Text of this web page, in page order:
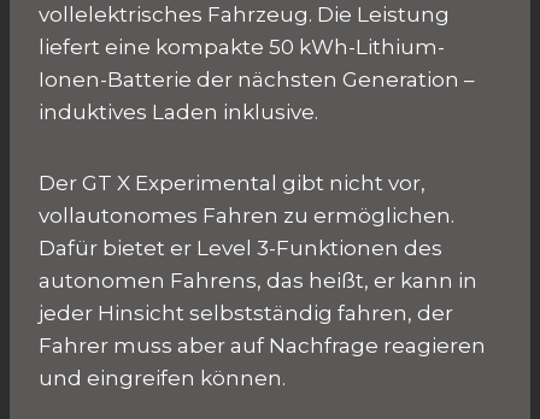
vollelektrisches Fahrzeug. Die Leistung
liefert eine kompakte 50 kWh-Lithium-
Ionen-Batterie der nächsten Generation –
induktives Laden inklusive.
Der GT X Experimental gibt nicht vor,
vollautonomes Fahren zu ermöglichen.
Dafür bietet er Level 3-Funktionen des
autonomen Fahrens, das heißt, er kann in
jeder Hinsicht selbstständig fahren, der
Fahrer muss aber auf Nachfrage reagieren
und eingreifen können.